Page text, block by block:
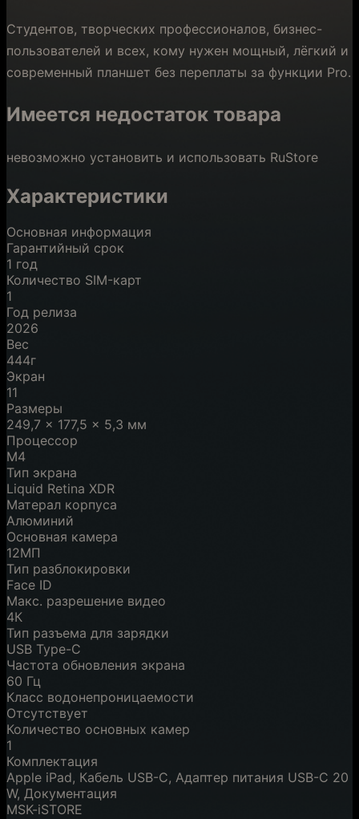
Студентов, творческих профессионалов, бизнес-
пользователей и всех, кому нужен мощный, лёгкий и
современный планшет без переплаты за функции Pro.
Имеется недостаток товара
невозможно установить и использовать RuStore
Характеристики
Основная информация
Гарантийный срок
1 год
Количество SIM-карт
1
Год релиза
2026
Вес
444г
Экран
11
Размеры
249,7 × 177,5 × 5,3 мм
Процессор
M4
Тип экрана
Liquid Retina XDR
Матерал корпуса
Алюминий
Основная камера
12МП
Тип разблокировки
Face ID
Макс. разрешение видео
4К
Тип разъема для зарядки
USB Type-C
Частота обновления экрана
60 Гц
Класс водонепроницаемости
Отсутствует
Количество основных камер
1
Комплектация
Apple iPad, Кабель USB-C, Адаптер питания USB-C 20
W, Документация
MSK-iSTORE